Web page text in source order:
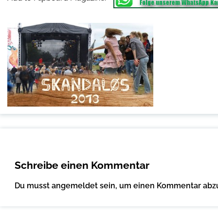
Schreibe einen Kommentar
Du musst angemeldet sein, um einen Kommentar